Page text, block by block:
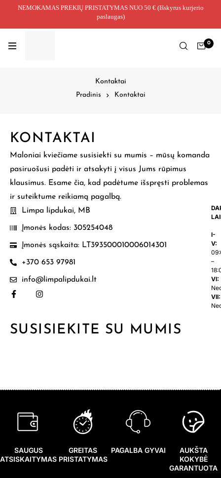
NEMOKAMAS PREKIŲ PRISTATYMAS NUO 50 € (Išskyrus kurjerio
paslaugas)
0
Kontaktai
Pradinis
Kontaktai
KONTAKTAI
Maloniai kviečiame susisiekti su mumis – mūsų komanda
pasiruošusi padėti ir atsakyti į visus Jums rūpimus
klausimus. Esame čia, kad padėtume išspręsti problemas
ir suteiktume reikiamą pagalbą.
Limpa lipdukai, MB
Įmonės kodas: 305254048
Įmonės sąskaita: LT393500010006014301
+370 653 97981
info@limpalipdukai.lt
I-
V:
–
VI:
VII:
SUSISIEKITE SU MUMIS
SAUGUS
ATSISKAITYMAS
GREITAS
PRISTATYMAS
PAGALBA GYVAI
AUKŠTA
KOKYBĖ
GARANTUOTA